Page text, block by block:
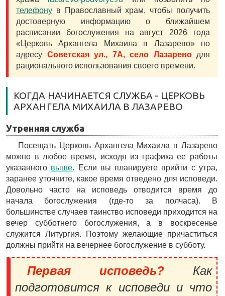
телефону в Православный храм, чтобы получить
достоверную информацию о ближайшем
расписании богослужения на август 2026 года
«Церковь Архангела Михаила в Лазарево» по
адресу Советская ул., 7А, село Лазареводля
рационального использования своего времени.
КОГДА НАЧИНАЕТСЯ СЛУЖБА - ЦЕРКОВЬ
АРХАНГЕЛА МИХАИЛА В ЛАЗАРЕВО
Утренняя служба
Посещать Церковь Архангела Михаила в Лазарево
можно в любое время, исходя из графика ее работы
указанного выше. Если вы планируете прийти с утра,
заранее уточните, какое время отведено для исповеди.
Довольно часто на исповедь отводится время до
начала богослужения (где-то за полчаса). В
большинстве случаев таинство исповеди приходится на
вечер субботнего богослужения, а в воскресенье
служится Литургия. Поэтому желающие причаститься
должны прийти на вечернее богослужение в субботу.
Первая исповедь? Как
подготовится к исповеди и что